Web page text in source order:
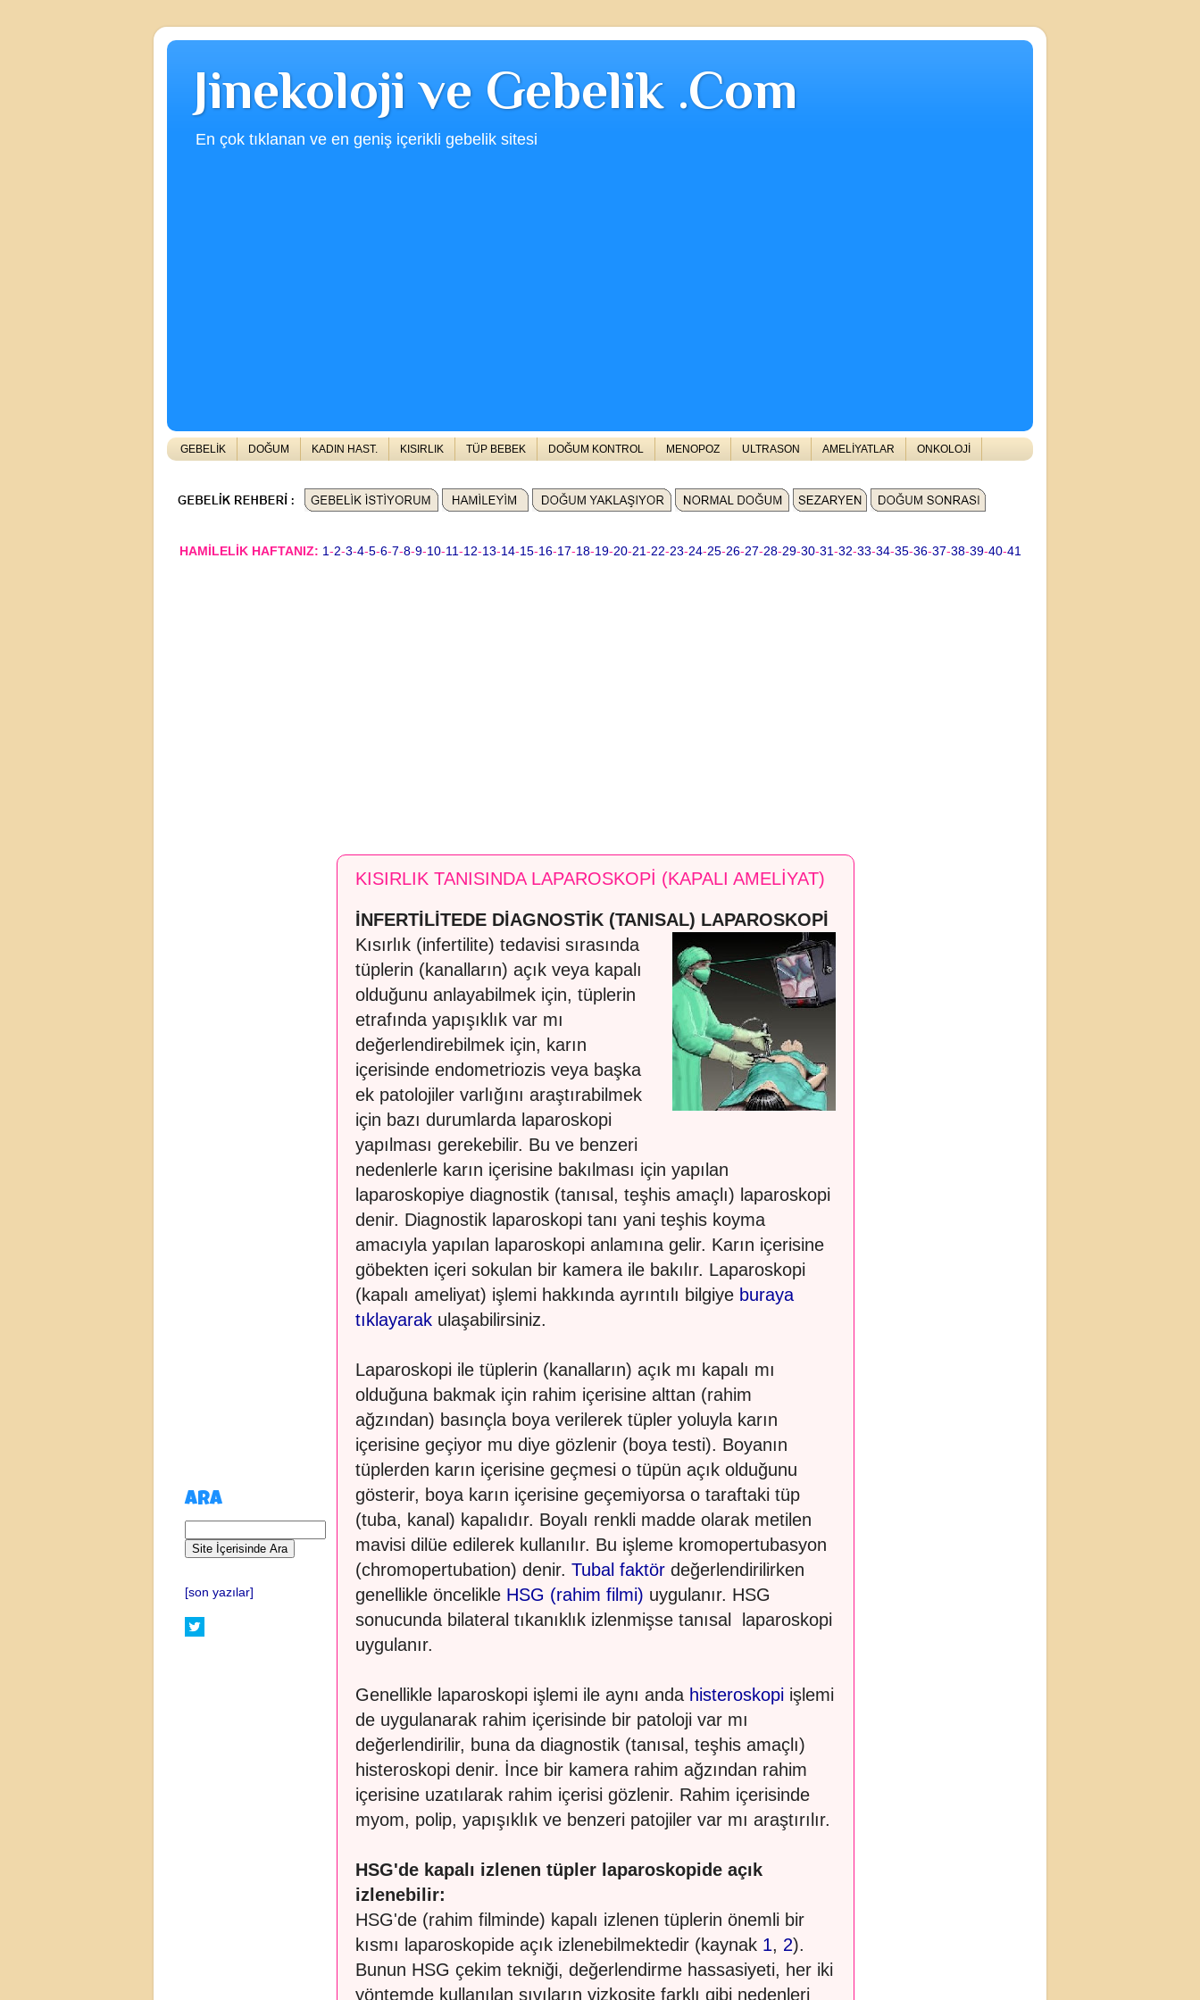
Jinekoloji ve Gebelik .Com
En çok tıklanan ve en geniş içerikli gebelik sitesi
GEBELİK DOĞUM KADIN HAST. KISIRLIK TÜP BEBEK DOĞUM KONTROL MENOPOZ ULTRASON AMELİYATLAR ONKOLOJİ
HAMİLELİK HAFTANIZ: 1 -2-3-4-5-6-7-8-9-10-11 -12-13-14-15-16-17-18-19-20-21 -22-23-24-25-26-27-28-29-30-31 -32-33-34-35-36-37-38-39-40-41
KISIRLIK TANISINDA LAPAROSKOPİ (KAPALI AMELİYAT)
İNFERTİLİTEDE DİAGNOSTİK (TANISAL) LAPAROSKOPİ
Kısırlık (infertilite) tedavisi sırasında
tüplerin (kanalların) açık veya kapalı
olduğunu anlayabilmek için, tüplerin
etrafında yapışıklık var mı
değerlendirebilmek için, karın
içerisinde endometriozis veya başka
ek patolojiler varlığını araştırabilmek
için bazı durumlarda laparoskopi
yapılması gerekebilir. Bu ve benzeri
nedenlerle karın içerisine bakılması için yapılan
laparoskopiye diagnostik (tanısal, teşhis amaçlı) laparoskopi
denir. Diagnostik laparoskopi tanı yani teşhis koyma
amacıyla yapılan laparoskopi anlamına gelir. Karın içerisine
göbekten içeri sokulan bir kamera ile bakılır. Laparoskopi
(kapalı ameliyat) işlemi hakkında ayrıntılı bilgiye buraya
tıklayarak ulaşabilirsiniz.
Laparoskopi ile tüplerin (kanalların) açık mı kapalı mı
olduğuna bakmak için rahim içerisine alttan (rahim
ağzından) basınçla boya verilerek tüpler yoluyla karın
içerisine geçiyor mu diye gözlenir (boya testi). Boyanın
tüplerden karın içerisine geçmesi o tüpün açık olduğunu
gösterir, boya karın içerisine geçemiyorsa o taraftaki tüp
(tuba, kanal) kapalıdır. Boyalı renkli madde olarak metilen
mavisi dilüe edilerek kullanılır. Bu işleme kromopertubasyon
(chromopertubation) denir. Tubal faktör değerlendirilirken
genellikle öncelikle HSG (rahim filmi) uygulanır. HSG
sonucunda bilateral tıkanıklık izlenmişse tanısal laparoskopi
uygulanır.
Genellikle laparoskopi işlemi ile aynı anda histeroskopi işlemi
de uygulanarak rahim içerisinde bir patoloji var mı
değerlendirilir, buna da diagnostik (tanısal, teşhis amaçlı)
histeroskopi denir. İnce bir kamera rahim ağzından rahim
içerisine uzatılarak rahim içerisi gözlenir. Rahim içerisinde
myom, polip, yapışıklık ve benzeri patojiler var mı araştırılır.
HSG'de kapalı izlenen tüpler laparoskopide açık
izlenebilir:
HSG'de (rahim filminde) kapalı izlenen tüplerin önemli bir
kısmı laparoskopide açık izlenebilmektedir (kaynak 1, 2).
Bunun HSG çekim tekniği, değerlendirme hassasiyeti, her iki
yöntemde kullanılan sıvıların vizkosite farklı gibi nedenleri
ARA
[son yazılar]